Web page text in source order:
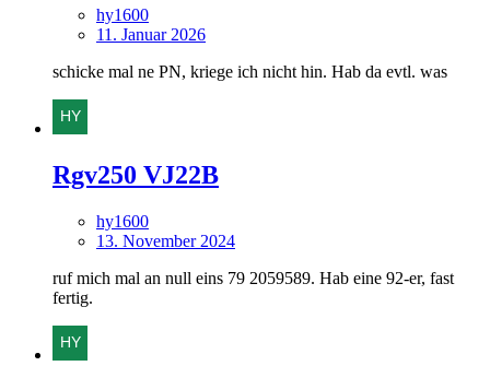
hy1600
11. Januar 2026
schicke mal ne PN, kriege ich nicht hin. Hab da evtl. was
Rgv250 VJ22B
hy1600
13. November 2024
ruf mich mal an null eins 79 2059589. Hab eine 92-er, fast
fertig.